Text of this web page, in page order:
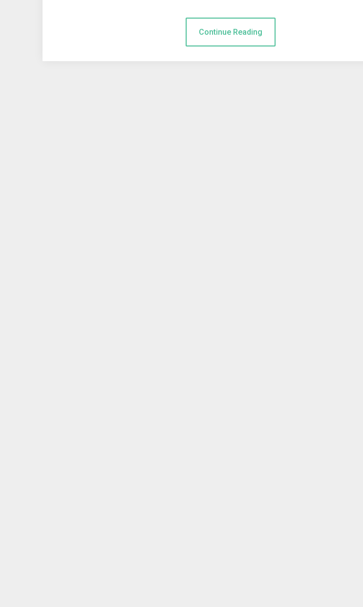
Continue Reading